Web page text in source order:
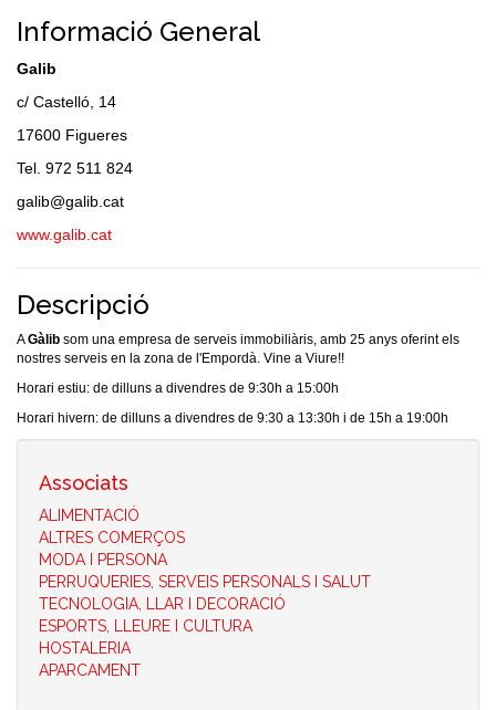
Informació General
Galib
c/ Castelló, 14
17600 Figueres
Tel. 972 511 824
galib@galib.cat
www.galib.cat
Descripció
AGàlib som una empresa de serveis immobiliàris, amb 25 anys oferint els
nostres serveis en la zona de l'Empordà. Vine a Viure!!
Horari estiu: de dilluns a divendres de 9:30h a 15:00h
Horari hivern: de dilluns a divendres de 9:30 a 13:30h i de 15h a 19:00h
Associats
ALIMENTACIÓ
ALTRES COMERÇOS
MODA I PERSONA
PERRUQUERIES, SERVEIS PERSONALS I SALUT
TECNOLOGIA, LLAR I DECORACIÓ
ESPORTS, LLEURE I CULTURA
HOSTALERIA
APARCAMENT